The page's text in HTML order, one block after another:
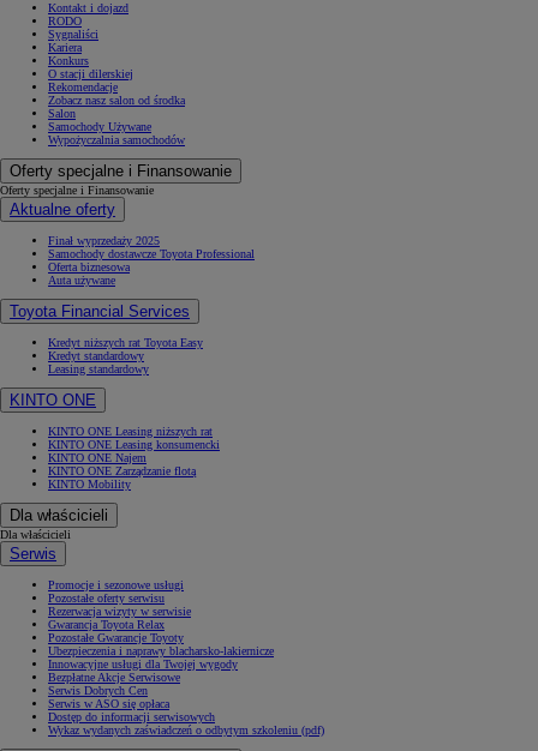
Kontakt i dojazd
RODO
Sygnaliści
Kariera
Konkurs
O stacji dilerskiej
Rekomendacje
Zobacz nasz salon od środka
Salon
Samochody Używane
Wypożyczalnia samochodów
Oferty specjalne i Finansowanie
Oferty specjalne i Finansowanie
Aktualne oferty
Finał wyprzedaży 2025
Samochody dostawcze Toyota Professional
Oferta biznesowa
Auta używane
Toyota Financial Services
Kredyt niższych rat Toyota Easy
Kredyt standardowy
Leasing standardowy
KINTO ONE
KINTO ONE Leasing niższych rat
KINTO ONE Leasing konsumencki
KINTO ONE Najem
KINTO ONE Zarządzanie flotą
KINTO Mobility
Dla właścicieli
Dla właścicieli
Serwis
Promocje i sezonowe usługi
Pozostałe oferty serwisu
Rezerwacja wizyty w serwisie
Gwarancja Toyota Relax
Pozostałe Gwarancje Toyoty
Ubezpieczenia i naprawy blacharsko-lakiernicze
Innowacyjne usługi dla Twojej wygody
Bezpłatne Akcje Serwisowe
Serwis Dobrych Cen
Serwis w ASO się opłaca
Dostęp do informacji serwisowych
Wykaz wydanych zaświadczeń o odbytym szkoleniu (pdf)